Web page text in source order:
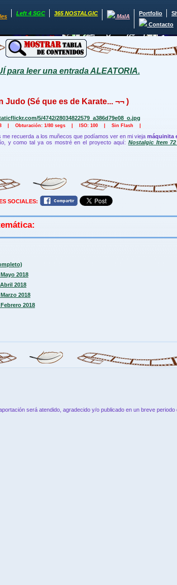
Left 4 SGC 365 NOSTALGIC MaIA Portfolio
Contacto
para leer una entrada ALEATORIA.
Judo (Sé que es de Karate... ¬¬ )
8 | Obturación: 1/80 segs | ISO: 100 | Sin Flash |
recuerda a los muñecos que podíamos ver en mi vieja máquinita
y como tal ya os mostré en el proyecto aquí: Nostalgic Item
SOCIALES:
2018
2018
2018
2018
será atendido, agradecido y/o publicado en un breve periodo